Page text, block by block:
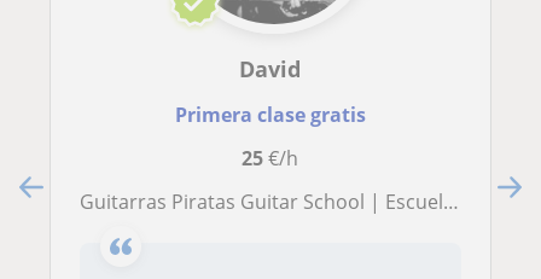
David
Primera clase gratis
25€/h
Guitarras Piratas Guitar School | Escuela de Guitarristas